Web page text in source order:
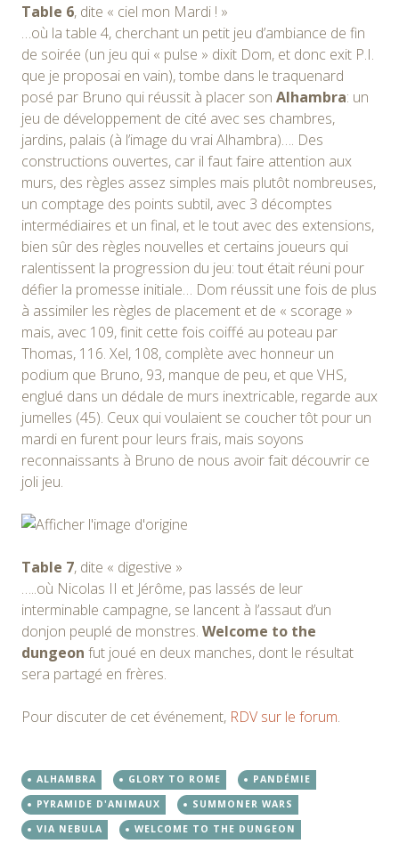
Table 6, dite « ciel mon Mardi ! »
…où la table 4, cherchant un petit jeu d’ambiance de fin
de soirée (un jeu qui « pulse » dixit Dom, et donc exit P.I.
que je proposai en vain), tombe dans le traquenard
posé par Bruno qui réussit à placer son Alhambra: un
jeu de développement de cité avec ses chambres,
jardins, palais (à l’image du vrai Alhambra)…. Des
constructions ouvertes, car il faut faire attention aux
murs, des règles assez simples mais plutôt nombreuses,
un comptage des points subtil, avec 3 décomptes
intermédiaires et un final, et le tout avec des extensions,
bien sûr des règles nouvelles et certains joueurs qui
ralentissent la progression du jeu: tout était réuni pour
défier la promesse initiale… Dom réussit une fois de plus
à assimiler les règles de placement et de « scorage »
mais, avec 109, finit cette fois coiffé au poteau par
Thomas, 116. Xel, 108, complète avec honneur un
podium que Bruno, 93, manque de peu, et que VHS,
englué dans un dédale de murs inextricable, regarde aux
jumelles (45). Ceux qui voulaient se coucher tôt pour un
mardi en furent pour leurs frais, mais soyons
reconnaissants à Bruno de nous avoir fait découvrir ce
joli jeu.
Table 7, dite « digestive »
…..où Nicolas II et Jérôme, pas lassés de leur
interminable campagne, se lancent à l’assaut d’un
donjon peuplé de monstres. Welcome to the
dungeon fut joué en deux manches, dont le résultat
sera partagé en frères.
Pour discuter de cet événement, RDV sur le forum.
ALHAMBRA GLORY TO ROME
PANDÉMIE
PYRAMIDE D'ANIMAUX
SUMMONER WARS
VIA NEBULA
WELCOME TO THE DUNGEON